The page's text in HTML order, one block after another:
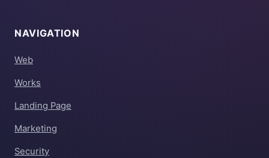
NAVIGATION
Web
Works
Landing Page
Marketing
Security